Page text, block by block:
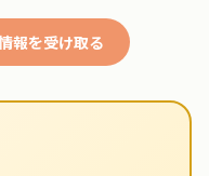
報を受け取る